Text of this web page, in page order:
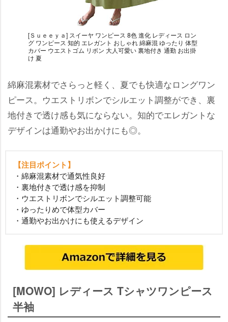
[Ｓｕｅｅｙａ] スイーヤ ワンピース 8色 進化 レディース ロン
グ ワンピース 知的 エレガント おしゃれ 綿麻混 ゆったり 体型
カバー ウエストゴム リボン 大人可愛い 裏地付き 通勤 お出掛
け 夏
綿麻混素材でさらっと軽く、夏でも快適なロングワン
ピース。ウエストリボンでシルエット調整ができ、裏
地付きで透け感も気にならない。知的でエレガントな
デザインは通勤やお出かけにも◎。
【注目ポイント】
・綿麻混素材で通気性良好
・裏地付きで透け感を抑制
・ウエストリボンでシルエット調整可能
・ゆったりめで体型カバー
・通勤やお出かけにも使えるデザイン
[MOWO] レディース Tシャツワンピース
半袖